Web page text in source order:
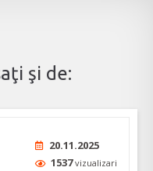
şi de:
20.11.2025
1537vizualizari